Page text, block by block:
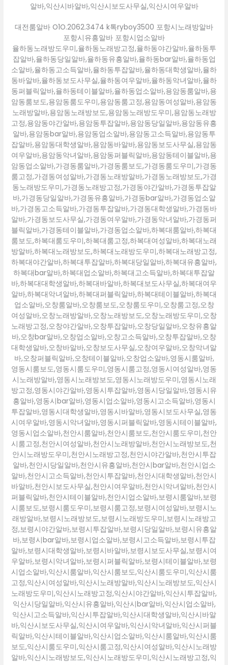
알바,익산시바알바,익산시보도사무실,익산시여우알바
대전룸알바 O1O.2062.3474 k톡ryboy3500 포항시노래방알바
포항시유흥알바 포항시업소알바
율하동노래방도우미,율하동노래방고정,율하동야간알바,율하동투
잡알바,율하동당일알바,율하동유흥알바,율하동bar알바,율하동업
소알바,율하동고소득알바,율하동투잡알바,율하동대학생알바,율하
동바알바,율하동보도사무실,율하동여우알바,율하동악녀알바,율하
동퍼블릭알바,율하동테이블알바,율하동업소알바,용암동룸알바,용
암동룸보도,용암동룸도우미,용암동룸고정,용암동여성알바,용암동
노래방알바,용암동노래방보도,용암동노래방도우미,용암동노래방
고정,용암동야간알바,용암동투잡알바,용암동당일알바,용암동유흥
알바,용암동bar알바,용암동업소알바,용암동고소득알바,용암동투
잡알바,용암동대학생알바,용암동바알바,용암동보도사무실,용암동
여우알바,용암동악녀알바,용암동퍼블릭알바,용암동테이블알바,용
암동업소알바,가경동룸알바,가경동룸보도,가경동룸도우미,가경동
룸고정,가경동여성알바,가경동노래방알바,가경동노래방보도,가경
동노래방도우미,가경동노래방고정,가경동야간알바,가경동투잡알
바,가경동당일알바,가경동유흥알바,가경동bar알바,가경동업소알
바,가경동고소득알바,가경동투잡알바,가경동대학생알바,가경동바
알바,가경동보도사무실,가경동여우알바,가경동악녀알바,가경동퍼
블릭알바,가경동테이블알바,가경동업소알바,하복대룸알바,하복대
룸보도,하복대룸도우미,하복대룸고정,하복대여성알바,하복대노래
방알바,하복대노래방보도,하복대노래방도우미,하복대노래방고정,
하복대야간알바,하복대투잡알바,하복대당일알바,하복대유흥알바,
하복대bar알바,하복대업소알바,하복대고소득알바,하복대투잡알
바,하복대대학생알바,하복대바알바,하복대보도사무실,하복대여우
알바,하복대악녀알바,하복대퍼블릭알바,하복대테이블알바,하복대
업소알바,오창룸알바,오창룸보도,오창룸도우미,오창룸고정,오창
여성알바,오창노래방알바,오창노래방보도,오창노래방도우미,오창
노래방고정,오창야간알바,오창투잡알바,오창당일알바,오창유흥알
바,오창bar알바,오창업소알바,오창고소득알바,오창투잡알바,오창
대학생알바,오창바알바,오창보도사무실,오창여우알바,오창악녀알
바,오창퍼블릭알바,오창테이블알바,오창업소알바,영동시룸알바,
영동시룸보도,영동시룸도우미,영동시룸고정,영동시여성알바,영동
시노래방알바,영동시노래방보도,영동시노래방도우미,영동시노래
방고정,영동시야간알바,영동시투잡알바,영동시당일알바,영동시유
흥알바,영동시bar알바,영동시업소알바,영동시고소득알바,영동시
투잡알바,영동시대학생알바,영동시바알바,영동시보도사무실,영동
시여우알바,영동시악녀알바,영동시퍼블릭알바,영동시테이블알바,
영동시업소알바,천안시룸알바,천안시룸보도,천안시룸도우미,천안
시룸고정,천안시여성알바,천안시노래방알바,천안시노래방보도,천
안시노래방도우미,천안시노래방고정,천안시야간알바,천안시투잡
알바,천안시당일알바,천안시유흥알바,천안시bar알바,천안시업소
알바,천안시고소득알바,천안시투잡알바,천안시대학생알바,천안시
바알바,천안시보도사무실,천안시여우알바,천안시악녀알바,천안시
퍼블릭알바,천안시테이블알바,천안시업소알바,보령시룸알바,보령
시룸보도,보령시룸도우미,보령시룸고정,보령시여성알바,보령시노
래방알바,보령시노래방보도,보령시노래방도우미,보령시노래방고
정,보령시야간알바,보령시투잡알바,보령시당일알바,보령시유흥알
바,보령시bar알바,보령시업소알바,보령시고소득알바,보령시투잡
알바,보령시대학생알바,보령시바알바,보령시보도사무실,보령시여
우알바,보령시악녀알바,보령시퍼블릭알바,보령시테이블알바,보령
시업소알바,익산시룸알바,익산시룸보도,익산시룸도우미,익산시룸
고정,익산시여성알바,익산시노래방알바,익산시노래방보도,익산시
노래방도우미,익산시노래방고정,익산시야간알바,익산시투잡알바,
익산시당일알바,익산시유흥알바,익산시bar알바,익산시업소알바,
익산시고소득알바,익산시투잡알바,익산시대학생알바,익산시바알
바,익산시보도사무실,익산시여우알바,익산시악녀알바,익산시퍼블
릭알바,익산시테이블알바,익산시업소알바,익산시룸알바,익산시룸
보도,익산시룸도우미,익산시룸고정,익산시여성알바,익산시노래방
알바,익산시노래방보도,익산시노래방도우미,익산시노래방고정,익